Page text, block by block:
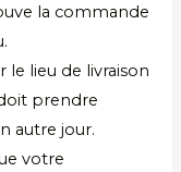
la commande
le lieu de livraison
prendre
autre jour.
votre